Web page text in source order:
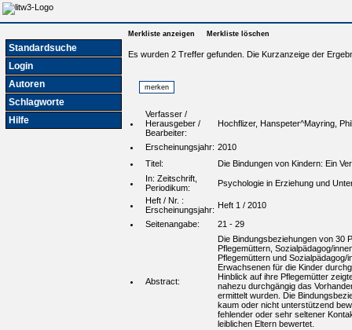
Standardsuche
Login
Autoren
Schlagworte
Hilfe
Merkliste anzeigen Merkliste löschen
Es wurden 2 Treffer gefunden. Die Kurzanzeige der
Verfasser /
Herausgeber /
Bearbeiter:
Hochflizer, Hanspeter^Mayring,
Erscheinungsjahr: 2010
Titel:
Die Bindungen von Kindern: Ein
In: Zeitschrift,
Periodikum:
Psychologie in Erziehung und
Heft / Nr. :
Erscheinungsjahr: Heft 1 / 2010
Seitenangabe:
21 - 29
Abstract:
Die Bindungsbeziehungen von 30
Pflegemüttern, Sozialpädagog/
Pflegemüttern und
Erwachsenen für die Kinder
Hinblick auf ihre Pflegemütter
nahezu durchgängig das
ermittelt wurden. Die
kaum oder nicht unterstützend
fehlender oder sehr seltener
leiblichen Eltern bewertet.